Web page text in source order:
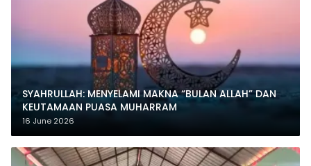
SYAHRULLAH: MENYELAMI MAKNA “BULAN ALLAH” DAN
KEUTAMAAN PUASA MUHARRAM
16 June 2026